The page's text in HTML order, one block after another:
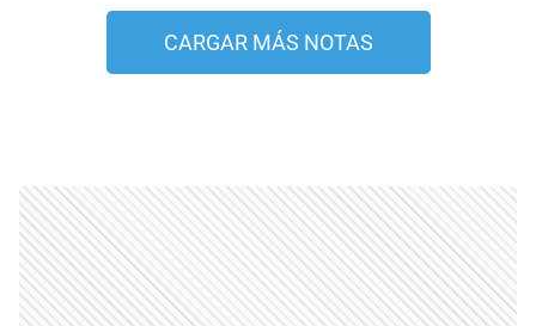
CARGAR MÁS NOTAS